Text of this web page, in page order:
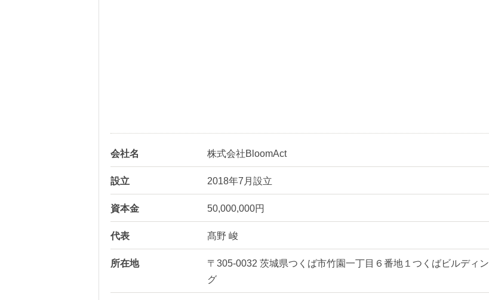
会社名 株式会社BloomAct
設立 2018年7月設立
資本金 50,000,000円
代表 髙野 峻
所在地
〒305-0032 茨城県つくば市竹園一丁目６番地１つくばビルディン
グ